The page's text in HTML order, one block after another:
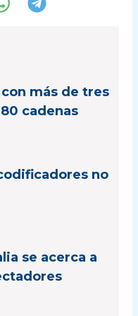
más de tres
cadenas
no
se acerca a